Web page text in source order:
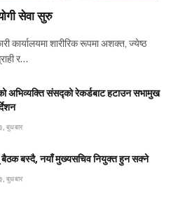
सेवा सुरु
कार्यालयमा शारीरिक रूपमा अशक्त, ज्येष्ठ
र…
अभिव्यक्ति संसद्को रेकर्डबाट हटाउन सभामुख
बुधबार
बैठक बस्दै, नयाँ मुख्यसचिव नियुक्त हुन सक्ने
बुधबार